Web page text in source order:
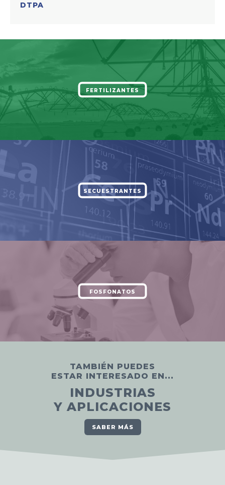
DTPA
FERTILIZANTES
SECUESTRANTES
FOSFONATOS
TAMBIÉN PUEDES
ESTAR INTERESADO EN...
INDUSTRIAS
Y APLICACIONES
SABER MÁS